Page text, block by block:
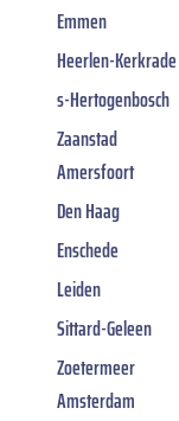
Emmen
Heerlen-Kerkrade
s-Hertogenbosch
Zaanstad
Amersfoort
Den Haag
Enschede
Leiden
Sittard-Geleen
Zoetermeer
Amsterdam